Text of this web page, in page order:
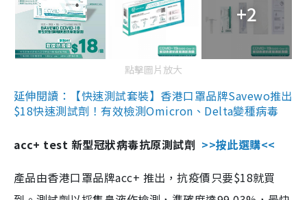
+2
點擊圖片放大
延伸閱讀：【快速測試套裝】香港口罩品牌Savewo推出
$18快速測試劑！有效檢測Omicron、Delta變種病毒
acc+ test 新型冠狀病毒抗原測試劑 >>按此選購<<
產品由香港口罩品牌acc+ 推出，抗疫價只要$18就買